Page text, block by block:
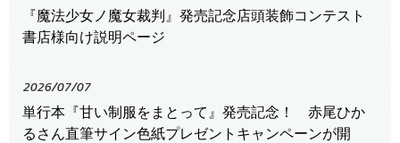
『魔法少女ノ魔女裁判』発売記念店頭装飾コンテスト
書店様向け説明ページ
2026/07/07
単行本『甘い制服をまとって』発売記念！ 赤尾ひか
るさん直筆サイン色紙プレゼントキャンペーンが開